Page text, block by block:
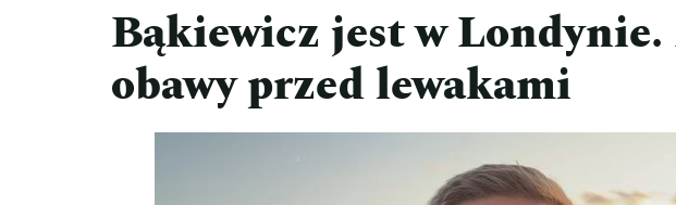
Bąkiewicz jest w
obawy przed lewakami